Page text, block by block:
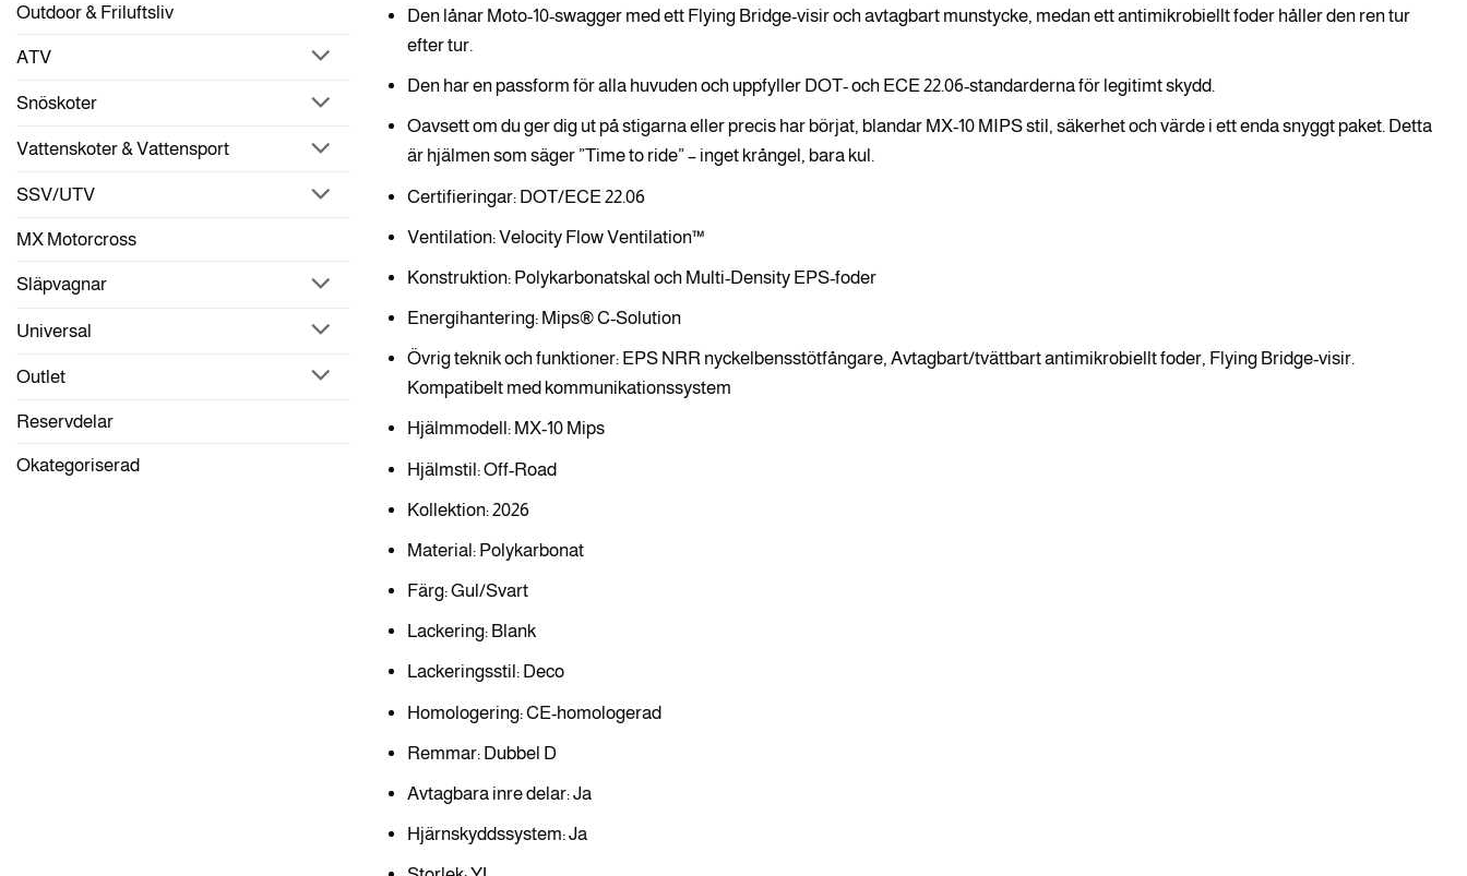
Outdoor & Friluftsliv
ATV
Snöskoter
Vattenskoter & Vattensport
SSV/UTV
MX Motorcross
Släpvagnar
Universal
Outlet
Reservdelar
Okategoriserad
Den lånar Moto-10-swagger med ett Flying Bridge-visir och avtagbart munstycke, medan ett antimikrobiellt foder håller den ren tur
efter tur.
Den har en passform för alla huvuden och uppfyller DOT- och ECE 22.06-standarderna för legitimt skydd.
Oavsett om du ger dig ut på stigarna eller precis har börjat, blandar MX-10 MIPS stil, säkerhet och värde i ett enda snyggt paket. Detta
är hjälmen som säger ”Time to ride” – inget krångel, bara kul.
Certifieringar: DOT/ECE 22.06
Ventilation: Velocity Flow Ventilation™
Konstruktion: Polykarbonatskal och Multi-Density EPS-foder
Energihantering: Mips® C-Solution
Övrig teknik och funktioner: EPS NRR nyckelbensstötfångare, Avtagbart/tvättbart antimikrobiellt foder, Flying Bridge-visir.
Kompatibelt med kommunikationssystem
Hjälmmodell: MX-10 Mips
Hjälmstil: Off-Road
Kollektion: 2026
Material: Polykarbonat
Färg: Gul/Svart
Lackering: Blank
Lackeringsstil: Deco
Homologering: CE-homologerad
Remmar: Dubbel D
Avtagbara inre delar: Ja
Hjärnskyddssystem: Ja